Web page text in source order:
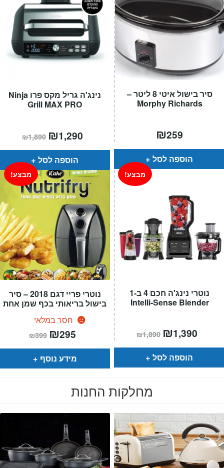
נינג'ה גריל מקס פרו Ninja
Grill MAX PRO
₪1,890 המחיר
המקורי
היה:
₪1,890.
₪1,290
הוא:
הוספה לסל
סיר בישול איטי 8 ליטר –
Morphy Richards
₪259
הוספה לסל
נוטרי פריי דגם 2018 – סיר
בישול בריאותי בכף שמן אחת
חסר במלאי
מבצע!
₪399 המחיר
המקורי
היה:
₪399.
₪295
הוא:
מידע נוסף
נוטרי נינג'ה חכם 4 ב-1
Intelli-Sense Blender
מבצע!
₪1,890 המחיר
המקורי
היה:
₪1,890.
₪1,390
הוא:
הוספה לסל
מחלקות החנות